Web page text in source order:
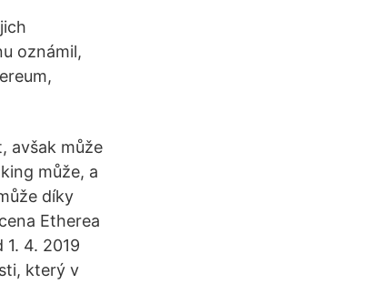
oznámil,
avšak může
může, a
díky
Etherea
4. 2019
který v